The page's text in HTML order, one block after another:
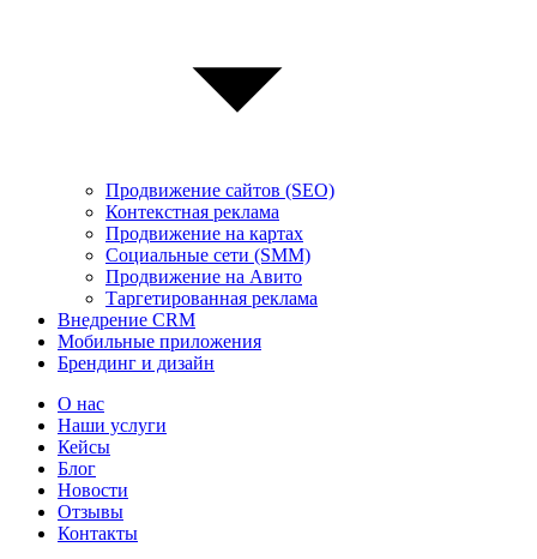
Продвижение сайтов (SEO)
Контекстная реклама
Продвижение на картах
Социальные сети (SMM)
Продвижение на Авито
Таргетированная реклама
Внедрение CRM
Мобильные приложения
Брендинг и дизайн
О нас
Наши услуги
Кейсы
Блог
Новости
Отзывы
Контакты